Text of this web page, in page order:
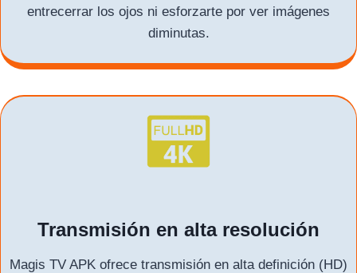
entrecerrar los ojos ni esforzarte por ver imágenes
diminutas.
Transmisión en alta resolución
Magis TV APK ofrece transmisión en alta definición (HD)